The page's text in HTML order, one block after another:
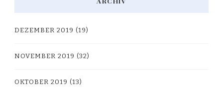
DEZEMBER 2019 (19)
NOVEMBER 2019 (32)
OKTOBER 2019 (13)